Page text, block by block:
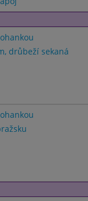
drůbeží sekaná